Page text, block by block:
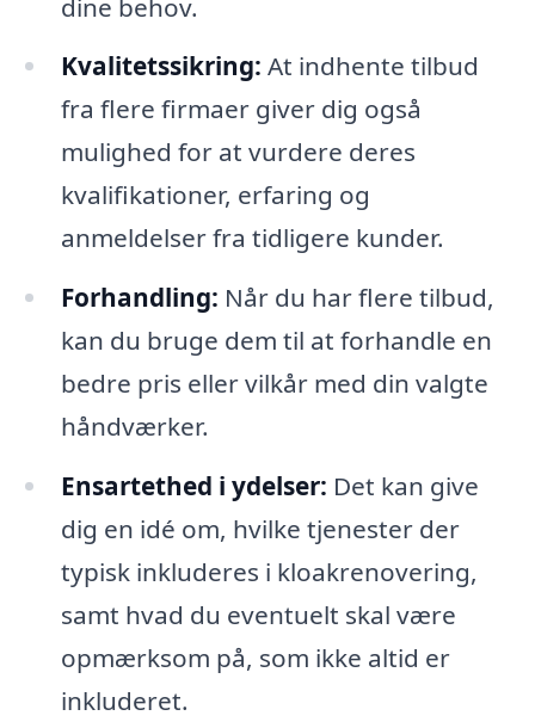
Kvalitetssikring: At indhente tilbud
fra flere firmaer giver dig også
mulighed for at vurdere deres
kvalifikationer, erfaring og
anmeldelser fra tidligere kunder.
Forhandling: Når du har flere tilbud,
kan du bruge dem til at forhandle en
bedre pris eller vilkår med din valgte
håndværker.
Ensartethed i ydelser: Det kan give
dig en idé om, hvilke tjenester der
typisk inkluderes i kloakrenovering,
samt hvad du eventuelt skal være
opmærksom på, som ikke altid er
inkluderet.